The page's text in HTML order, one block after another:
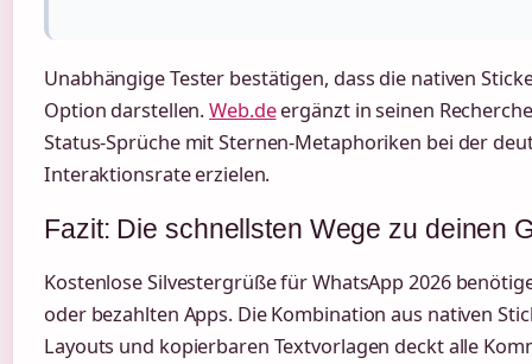
Unabhängige Tester bestätigen, dass die nativen
Option darstellen.Web.deergänzt in seinen
Status-Sprüche mit Sternen-Metaphoriken bei der
Interaktionsrate erzielen.
Fazit: Die schnellsten Wege zu deinen
Kostenlose Silvestergrüße für WhatsApp 2026
oder bezahlten Apps. Die Kombination aus nativen
Layouts und kopierbaren Textvorlagen deckt alle